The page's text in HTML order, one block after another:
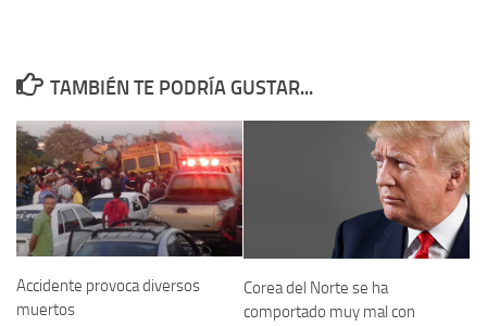
TAMBIÉN TE PODRÍA GUSTAR...
Accidente provoca diversos
muertos
Corea del Norte se ha
comportado muy mal con